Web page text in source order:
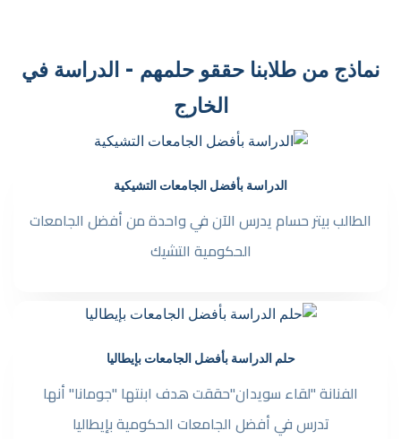
نماذج من طلابنا حققو حلمهم - الدراسة في
الخارج
الدراسة بأفضل الجامعات التشيكية
الطالب بيتر حسام يدرس الآن في واحدة من أفضل الجامعات
الحكومية التشيك
حلم الدراسة بأفضل الجامعات بإيطاليا
الفنانة "لقاء سويدان"حققت هدف ابنتها "جومانا" أنها
تدرس في أفضل الجامعات الحكومية بإيطاليا